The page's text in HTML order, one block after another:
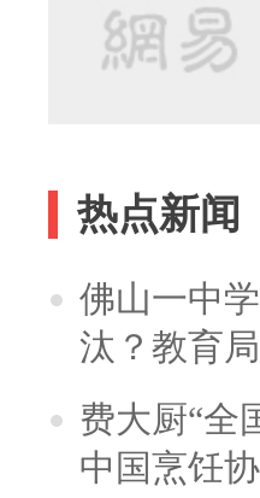
热点新闻
佛山一中
汰？教育
费大厨“全
中国烹饪